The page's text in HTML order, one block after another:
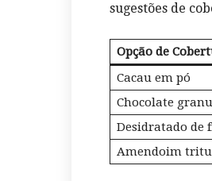
sugestões de⁤
Opção ​de
Cacau em ⁤pó
Chocolate
Desidratado‌ de
Amendoim